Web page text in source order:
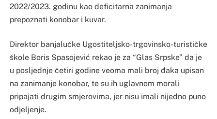
2022/2023. godinu kao deficitarna zanimanja
prepoznati konobar i kuvar.
Direktor banjalučke Ugostiteljsko-trgovinsko-turističke
škole Boris Spasojević rekao je za “Glas Srpske” da je
u posljednje četiri godine veoma mali broj đaka upisan
na zanimanje konobar, te su ih uglavnom morali
pripajati drugim smjerovima, jer nisu imali nijedno puno
odjeljenje.